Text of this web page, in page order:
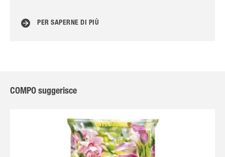
PER SAPERNE DI PIÙ
COMPO suggerisce